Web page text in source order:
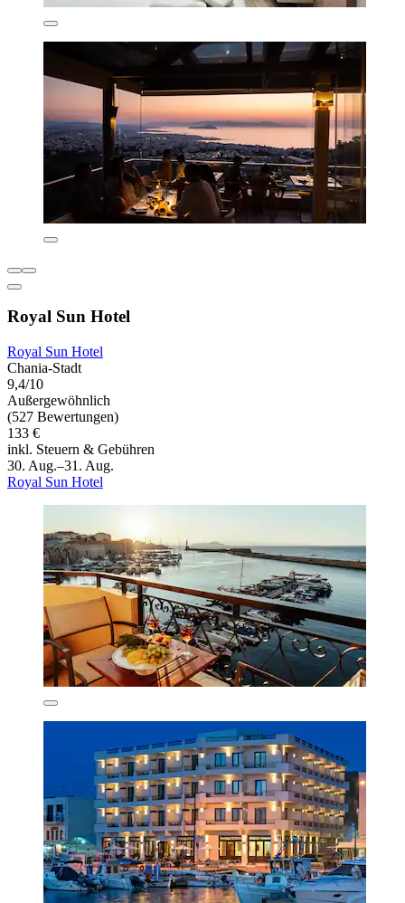
Royal Sun Hotel
Royal Sun Hotel
Chania-Stadt
9,4/10
Außergewöhnlich
(527 Bewertungen)
133 €
inkl. Steuern & Gebühren
30. Aug.–31. Aug.
Royal Sun Hotel